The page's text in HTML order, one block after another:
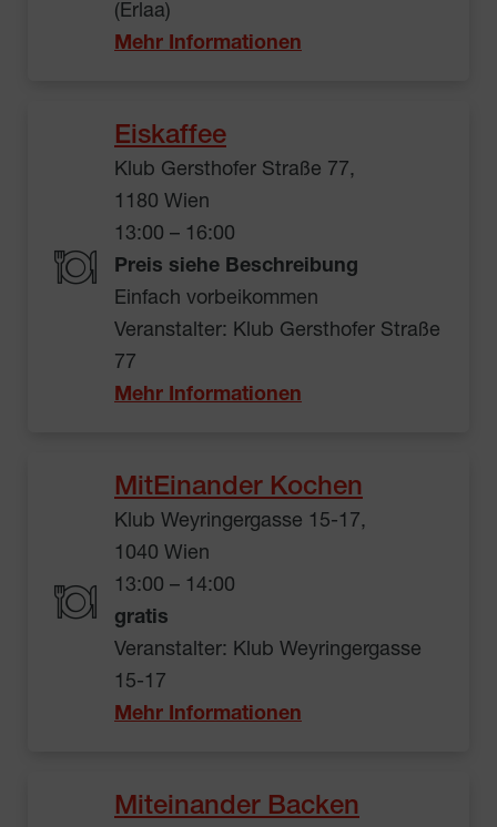
(Erlaa)
Mehr Informationen
Eiskaffee
Klub Gersthofer Straße 77,
1180 Wien
13:00 – 16:00
Preis siehe Beschreibung
Einfach vorbeikommen
Veranstalter: Klub Gersthofer Straße
77
Mehr Informationen
MitEinander Kochen
Klub Weyringergasse 15-17,
1040 Wien
13:00 – 14:00
gratis
Veranstalter: Klub Weyringergasse
15-17
Mehr Informationen
Miteinander Backen